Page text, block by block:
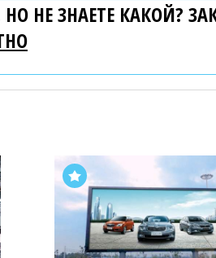
НЕ ЗНАЕТЕ КАКОЙ?